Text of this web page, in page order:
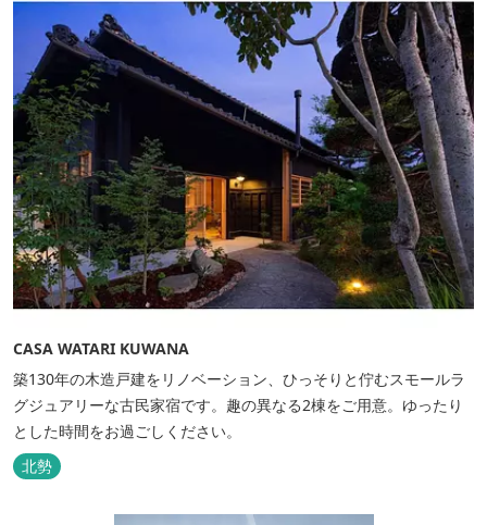
CASA WATARI KUWANA
築130年の木造戸建をリノベーション、ひっそりと佇むスモールラ
グジュアリーな古民家宿です。趣の異なる2棟をご用意。ゆったり
とした時間をお過ごしください。
北勢